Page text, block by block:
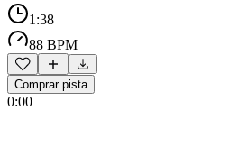
1:38
88 BPM
Comprar pista
0:00